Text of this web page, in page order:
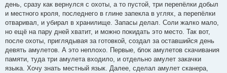
день, сразу как вернулся с охоты, а то пустой, три перепёлки добыл
и местного кроля, последнего в глине запекла в углях, а перепёлки
отваривал, и убирал в хранилище. Запасы делал. Соли жалко мало,
но ещё на пару дней хватит, и можно покидать это место. Так вот,
после охоты, приглядывая за готовкой, создал за оставшийся день
девять амулетов. А это неплохо. Первые, блок амулетов скачивания
памяти, туда три амулета входило, и отдельно амулет закачки
языка. Хочу знать местный язык. Далее, сделал амулет сканера,